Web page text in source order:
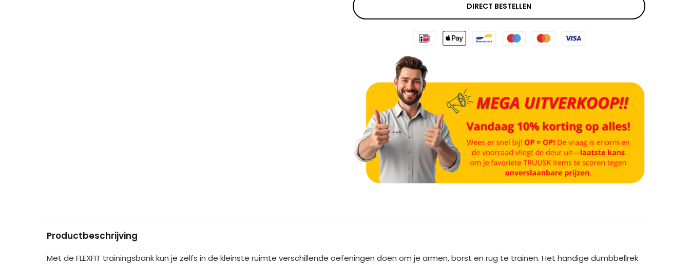
DIRECT BESTELLEN
r
Productbeschrijving
Met de FLEXFIT trainingsbank kun je zelfs in de kleinste ruimte verschillende oefeningen doen om je armen, borst en rug te trainen. Het handige dumbbellrek